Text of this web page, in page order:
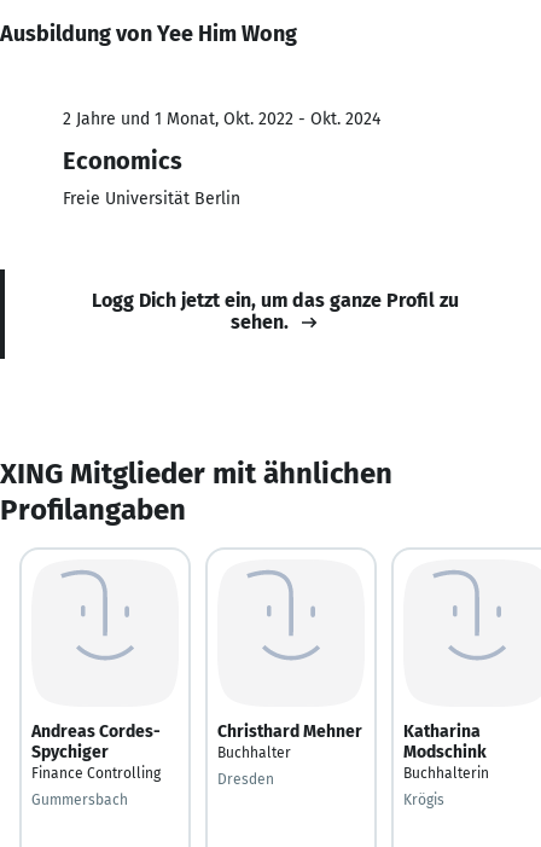
Ausbildung von Yee Him Wong
2 Jahre und 1 Monat, Okt. 2022 - Okt. 2024
Economics
Freie Universität Berlin
Logg Dich jetzt ein, um das ganze Profil zu
sehen.
XING Mitglieder mit ähnlichen
Profilangaben
Andreas Cordes-
Spychiger
Finance Controlling
Gummersbach
Christhard Mehner
Buchhalter
Dresden
Katharina
Modschink
Buchhalterin
Krögis